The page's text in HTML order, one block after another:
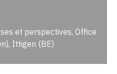
et perspectives, Office
Ittigen (BE)